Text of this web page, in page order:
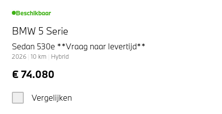
Beschikbaar
BMW 5 Serie
Sedan 530e **Vraag naar levertijd**
2026 10 km Hybrid
€ 74.080
Vergelijken